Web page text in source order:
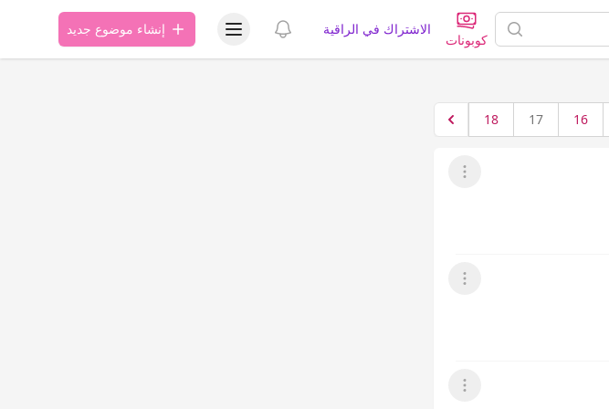
كوبونات
الاشتراك في الراقية عرض الإشعاراتعرض قائمة المستخدمإنشاء موضوع جديد
16
17
18
عرض القائمة
عرض القائمة
عرض القائمة